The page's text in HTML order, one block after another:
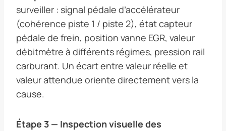
surveiller : signal pédale d’accélérateur
(cohérence piste 1 / piste 2), état capteur
pédale de frein, position vanne EGR, valeur
débitmètre à différents régimes, pression rail
carburant. Un écart entre valeur réelle et
valeur attendue oriente directement vers la
cause.
Étape 3 — Inspection visuelle des